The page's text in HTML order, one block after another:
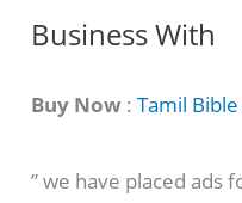
C
t
g
Business With
Buy Now :Tamil
” we have placed ads